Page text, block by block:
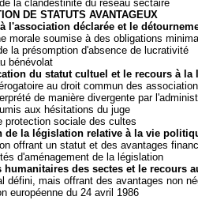
la clandestinité du réseau sectaire
DE STATUTS AVANTAGEUX
l'association déclarée et le
morale soumise à des obligations
la présomption d'absence de lucrativité
bénévolat
du statut cultuel et le recours à la
au droit commun des
de manière divergente par
aux hésitations du juge
protection sociale des cultes
de la législation relative à la vie
offrant un statut et des avantages
d'aménagement de la législation
humanitaires des sectes et le recours
défini, mais offrant des avantages non
européenne du 24 avril 1986